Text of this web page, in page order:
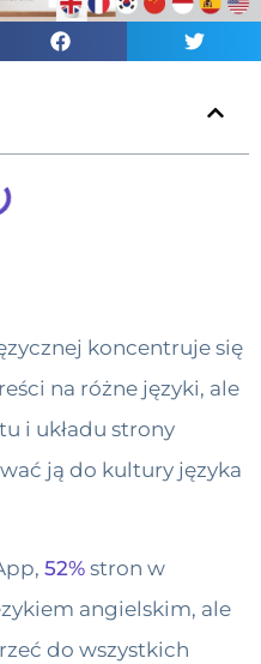
koncentruje się
na różne języki, ale
i układu strony
ją do kultury języka
52% stron w
angielskim, ale
do wszystkich